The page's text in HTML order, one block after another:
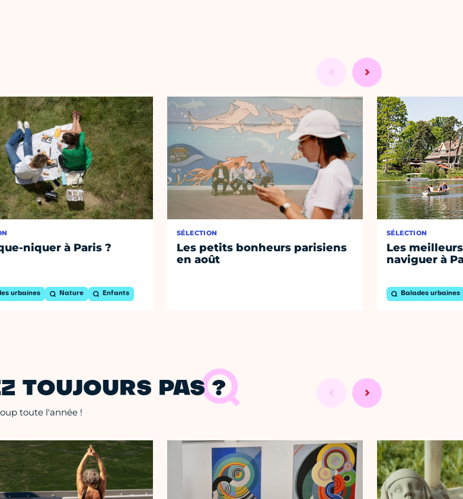
niquer à Paris ?
urbaines Nature Enfants
SÉLECTION
Les petits bonheurs parisiens
en août
SÉLECTION
Les
naviguer à
Balades urbaines
TOUJOURS PAS ?
toute l'année !